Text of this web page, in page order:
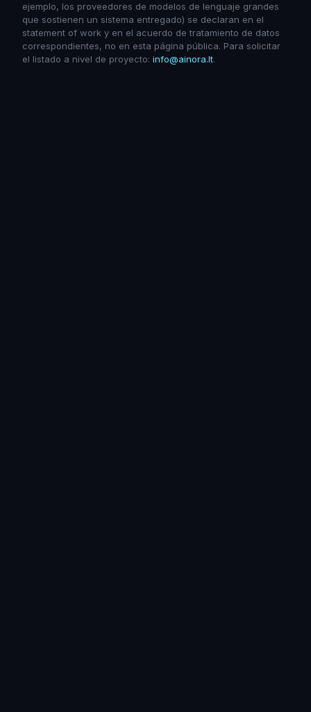
ejemplo, los proveedores de modelos de lenguaje grandes
que sostienen un sistema entregado) se declaran en el
statement of work y en el acuerdo de tratamiento de datos
correspondientes, no en esta página pública. Para solicitar
el listado a nivel de proyecto: info@ainora.lt.